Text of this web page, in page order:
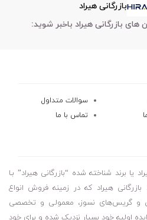
اصطکاک می‌شود.
پایداری حرارتی و اکسیداسیون بالایی
حتی در دماهای بالا و شرایط کاری
هزینه‌های نگهداری
جداسازی سریع آب است و از کف کردن
باعث عملکرد پایدار و مطمئن سیستم
بازرگانی هیراد
بازرگانی هیراد باخبر شوید:
سوالات متداول
تماس با ما
یا برند شناخته شده “بازرگانی هیراد” بـا
هیراد که در زمینه فروش انواع
و گریس‌های نسوز، معمولی و تخصصی
اولیه خود بسیار نزدیک شده و برای خود